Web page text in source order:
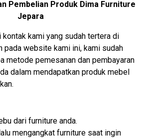
Pembelian Produk Dima Furniture
Jepara
kontak kami yang sudah tertera di
pada website kami ini, kami sudah
metode pemesanan dan pembayaran
dalam mendapatkan produk mebel
dari furniture anda.
mengangkat furniture saat ingin